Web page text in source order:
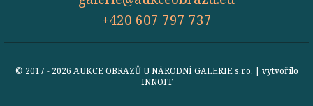
+420 607 797 737
© 2017 - 2026 AUKCE OBRAZŮ U NÁRODNÍ GALERIE s.r.o. | vytvořilo
INNOIT